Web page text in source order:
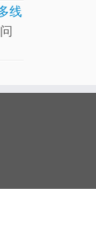
线